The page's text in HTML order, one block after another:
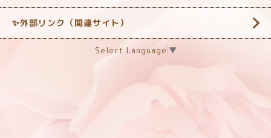
✨外部リンク（関連サイト）
Select Language ▼